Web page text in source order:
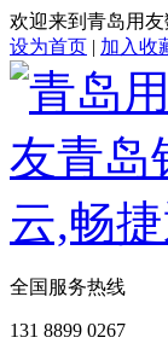
欢迎来到青岛用
设为首页 | 加入收
全国服务热线
131 8899 0267